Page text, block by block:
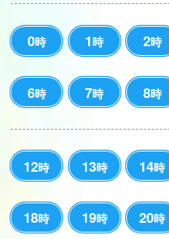
0時 1時 2時
6時 7時 8時
12時 13時 14時
18時 19時 20時